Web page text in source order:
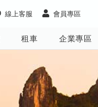
會員專區
線上客服
租車 企業專區